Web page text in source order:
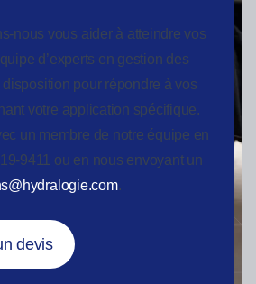
nous vous aider à atteindre vos
d’experts en gestion des
pour répondre à vos
votre application spécifique.
un membre de notre équipe en
9411 ou en nous envoyant un
.
devis